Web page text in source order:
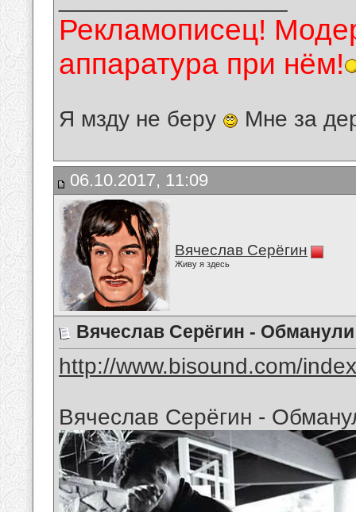
Рекламописец!
аппаратура при нём!
Я мзду не беру Мне за
06.10.2017, 11:09
Вячеслав Серёгин
Живу я здесь
Вячеслав Серёгин -
http://www.bisound.com/
Вячеслав Серёгин -